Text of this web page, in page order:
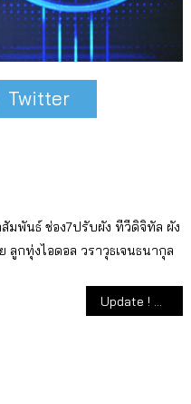
Twitter
สัมพันธ์ ช่อง7ปรับผัง ทีวีดิจิทัล ผัง
ลูกทุ่งไอดอล วราวุธเจนธนากุล
Update ! ละครใหม่ช่องทีวีดิจิทัล